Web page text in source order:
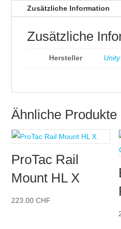
Zusätzliche Information
Zusätzliche
Hersteller
Ähnliche Produkte
ProTac Rail
Mount HL X
223.00CHF